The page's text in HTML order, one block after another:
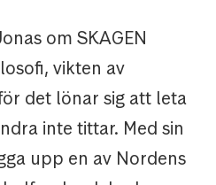
om SKAGEN
vikten av
det lönar sig att leta
inte tittar. Med sin
upp en av Nordens